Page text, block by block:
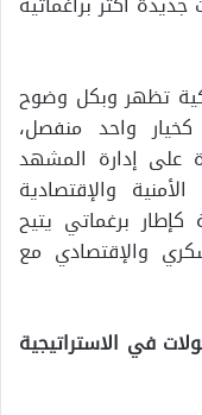
تظهر وبكل وضوح
واحد منفصل،
على إدارة المشهد
والإقتصادية
كإطار برغماتي يتيح
والإقتصادي مع
في الاستراتيجية